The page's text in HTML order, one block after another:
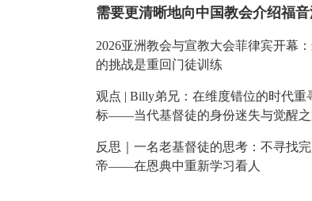
需要更清晰地向中国教会介绍福
2026亚洲教会与宣教大会菲律宾开幕
的挑战是重回门徒训练
观点 | Billy弟兄：在维度错位的时代重
标——当代基督徒的身份迷失与觉醒
反思｜一名老基督徒的思考：不寻找
帝——在恩典中重新学习看人